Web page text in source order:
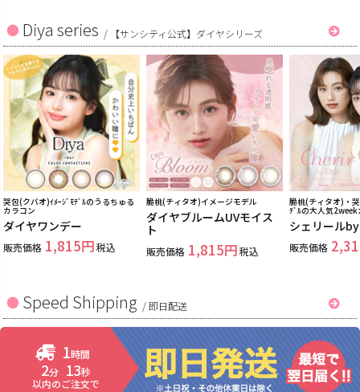
Diya series / 【サンシティ公式】ダイヤシリーズ
哭包(クバオ)ｲﾒｰｼﾞﾓﾃﾞﾙのうるちゅる
カラコン
ダイヤワンデー
販売価格 1,815 税込
脆桃(チィタオ)イメージモデル
ダイヤブルームUVモイス
ト
販売価格 1,815 税込
脆桃(チィタオ)・
ﾃﾞﾙの大人気2week
シェリール
販売価格
Speed Shipping / 即日配送
1時間
2分 12秒
以内のご注文で